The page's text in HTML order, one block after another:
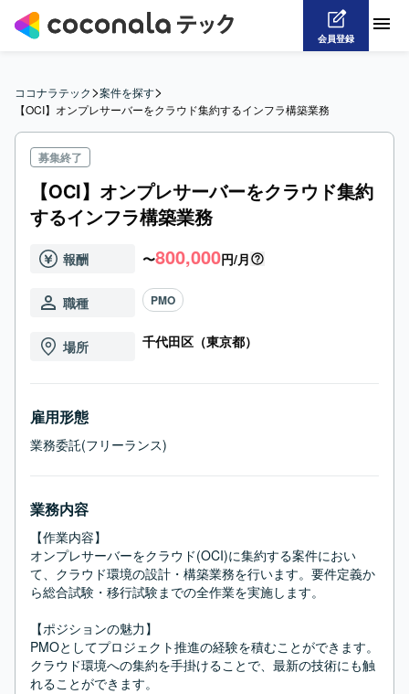
会員登録
ココナラテック>案件を探す>
【OCI】オンプレサーバーをクラウド集約するインフラ構築業務
募集終了
【OCI】オンプレサーバーをクラウド集約
するインフラ構築業務
報酬 〜800,000円/月
職種 PMO
場所 千代田区（東京都）
雇用形態
業務委託(フリーランス)
業務内容
【作業内容】
オンプレサーバーをクラウド(OCI)に集約する案件におい
て、クラウド環境の設計・構築業務を行います。要件定義か
ら総合試験・移行試験までの全作業を実施します。
【ポジションの魅力】
PMOとしてプロジェクト推進の経験を積むことができます。
クラウド環境への集約を手掛けることで、最新の技術にも触
れることができます。